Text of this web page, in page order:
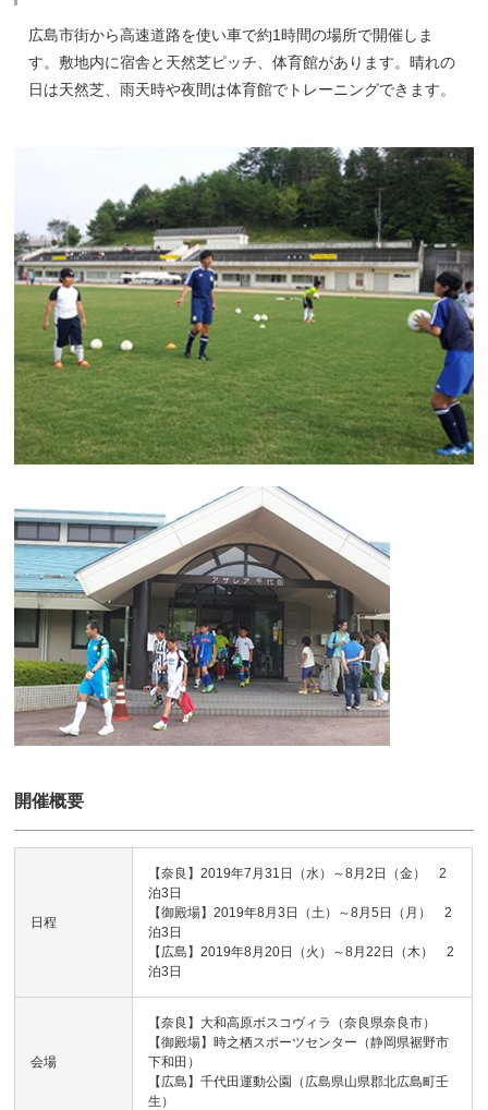
広島市街から高速道路を使い車で約1時間の場所で開催しま
す。敷地内に宿舎と天然芝ピッチ、体育館があります。晴れの
日は天然芝、雨天時や夜間は体育館でトレーニングできます。
開催概要
日程
【奈良】2019年7月31日（水）～8月2日（金） 2
泊3日
【御殿場】2019年8月3日（土）～8月5日（月） 2
泊3日
【広島】2019年8月20日（火）～8月22日（木） 2
泊3日
会場
【奈良】大和高原ボスコヴィラ（奈良県奈良市）
【御殿場】時之栖スポーツセンター（静岡県裾野市
下和田）
【広島】千代田運動公園（広島県山県郡北広島町壬
生）